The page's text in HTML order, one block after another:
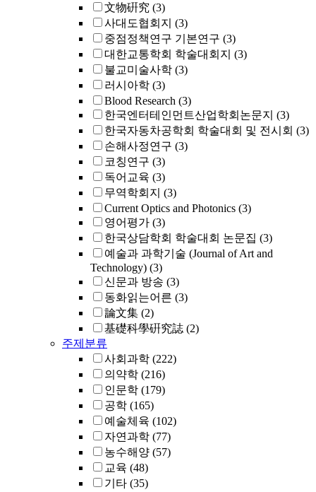
文物硏究 (3)
사대도협회지 (3)
중점정책연구 기본연구 (3)
대한교통학회 학술대회지 (3)
불교미술사학 (3)
러시아학 (3)
Blood Research (3)
한국엔터테인먼트산업학회논문지 (3)
한국자동차공학회 학술대회 및 전시회 (3)
손해사정연구 (3)
코칭연구 (3)
독어교육 (3)
무역학회지 (3)
Current Optics and Photonics (3)
영어평가 (3)
한국상담학회 학술대회 논문집 (3)
예술과 과학기술 (Journal of Art and
Technology) (3)
신문과 방송 (3)
동화읽는어른 (3)
論文集 (2)
基礎科學硏究誌 (2)
주제분류
사회과학 (222)
의약학 (216)
인문학 (179)
공학 (165)
예술체육 (102)
자연과학 (77)
농수해양 (57)
교육 (48)
기타 (35)